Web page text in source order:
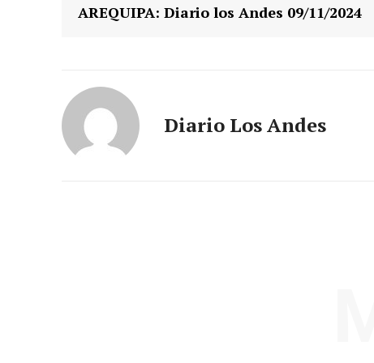
AREQUIPA: Diario los Andes 09/11/2024
Diario Los Andes